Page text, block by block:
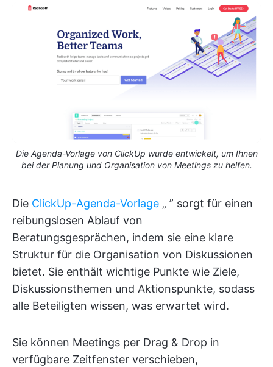
Die Agenda-Vorlage von ClickUp wurde entwickelt, um Ihnen
bei der Planung und Organisation von Meetings zu helfen.
Die ClickUp-Agenda-Vorlage „ ” sorgt für einen
reibungslosen Ablauf von
Beratungsgesprächen, indem sie eine klare
Struktur für die Organisation von Diskussionen
bietet. Sie enthält wichtige Punkte wie Ziele,
Diskussionsthemen und Aktionspunkte, sodass
alle Beteiligten wissen, was erwartet wird.
Sie können Meetings per Drag & Drop in
verfügbare Zeitfenster verschieben,